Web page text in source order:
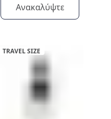
Ανακαλύψτε
TRAVEL SIZE